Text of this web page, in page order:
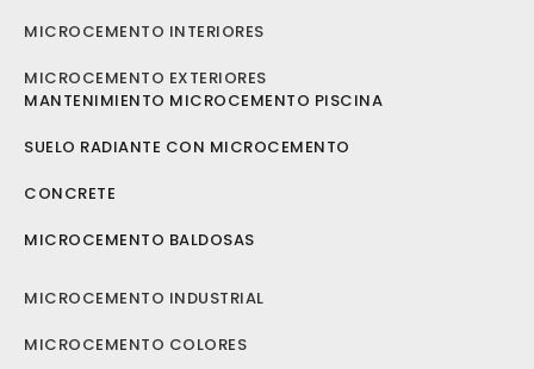
MICROCEMENTO INDUSTRIAL
MICROCEMENTO COLORES
MANTENIMIENTO MICROCEMENTO PISCINA
SUELO RADIANTE CON MICROCEMENTO
CONCRETE
MICROCEMENTO BALDOSAS
MICROCEMENTO INTERIORES
MICROCEMENTO EXTERIORES